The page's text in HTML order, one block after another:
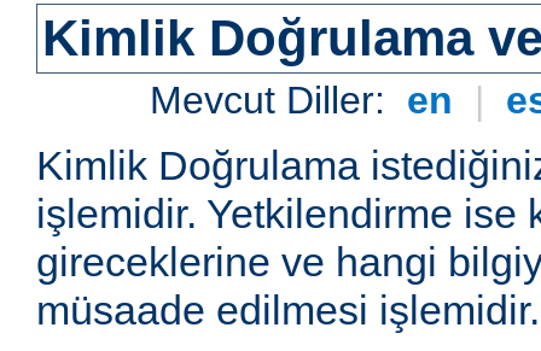
Kimlik Doğrulama
Mevcut Diller: en |
Kimlik Doğrulama
işlemidir. Yetkilendirme ise
gireceklerine ve hangi
müsaade edilmesi işlemidir.